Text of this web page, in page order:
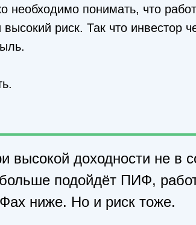
необходимо понимать, что
риск. Так что инвестор
высокой доходности не в
подойдёт ПИФ,
ниже. Но и риск тоже.